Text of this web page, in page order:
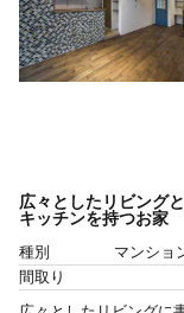
広々としたリビング
キッチンを持つお家
種別
マンショ
間取り